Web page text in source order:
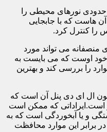
نورهای محیطی را
هاست که با جابجایی
را کنترل کرد.
منصفانه می تواند مورد
خود اوست که می بایست به
را بررسی کند و بهترین
ال ای دی پنل آن است که
که ممکن است
و یا آبخوردگی است که به
برابر این موارد محافظت